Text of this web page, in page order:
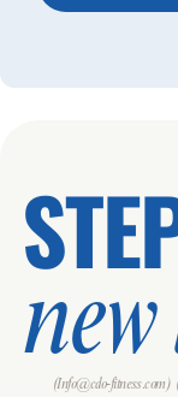
new
(Info@cdo-fitness.com)